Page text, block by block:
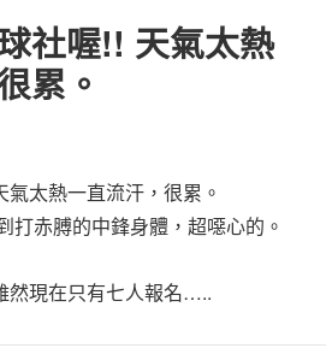
社喔!! 天氣太熱
累。
太熱一直流汗，很累。
打赤膊的中鋒身體，超噁心的。
然現在只有七人報名…..